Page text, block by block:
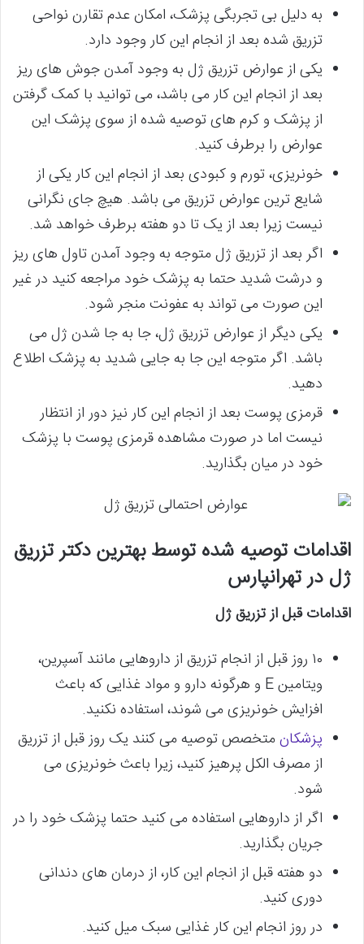
به دلیل بی تجربگی پزشک، امکان عدم تقارن نواحی
تزریق شده بعد از انجام این کار وجود دارد.
یکی از عوارض تزریق ژل به وجود آمدن جوش های ریز
بعد از انجام این کار می باشد، می توانید با کمک گرفتن
از پزشک و کرم های توصیه شده از سوی پزشک این
عوارض را برطرف کنید.
خونریزی، تورم و کبودی بعد از انجام این کار یکی از
شایع ترین عوارض تزریق می باشد. هیچ جای نگرانی
نیست زیرا بعد از یک تا دو هفته برطرف خواهد شد.
اگر بعد از تزریق ژل متوجه به وجود آمدن تاول های ریز
و درشت شدید حتما به پزشک خود مراجعه کنید در غیر
این صورت می تواند به عفونت منجر شود.
یکی دیگر از عوارض تزریق ژل، جا به جا شدن ژل می
باشد. اگر متوجه این جا به جایی شدید به پزشک اطلاع
دهید.
قرمزی پوست بعد از انجام این کار نیز دور از انتظار
نیست اما در صورت مشاهده قرمزی پوست با پزشک
خود در میان بگذارید.
اقدامات توصیه شده توسط بهترین دکتر تزریق
ژل در تهرانپارس
اقدامات قبل از تزریق ژل
۱۰ روز قبل از انجام تزریق از داروهایی مانند آسپرین،
ویتامین E و هرگونه دارو و مواد غذایی که باعث
افزایش خونریزی می شوند، استفاده نکنید.
پزشکانمتخصص توصیه می کنند یک روز قبل از تزریق
از مصرف الکل پرهیز کنید، زیرا باعث خونریزی می
شود.
اگر از داروهایی استفاده می کنید حتما پزشک خود را در
جریان بگذارید.
دو هفته قبل از انجام این کار، از درمان های دندانی
دوری کنید.
در روز انجام این کار غذایی سبک میل کنید.